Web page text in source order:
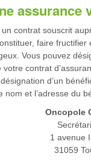
assurance
un contrat souscrit
faire
Vous pouvez
contrat
d’un
nom et l’adresse du
Oncopole
1 avenue
31059